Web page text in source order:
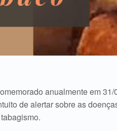
anualmente em
de alertar sobre as